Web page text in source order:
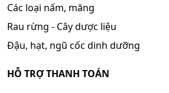
Các loại nấm, măng
Rau rừng - Cây dược liệu
Đậu, hạt, ngũ cốc dinh dưỡng
HỖ TRỢ THANH TOÁN